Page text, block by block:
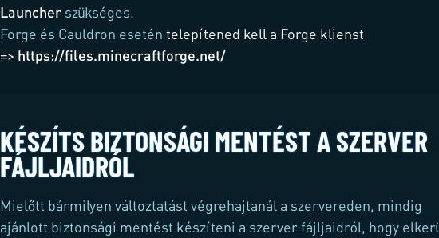
Launcher szükséges.
Forge és Cauldron esetén telepítened kell a Forge klienst
=> https://files.minecraftforge.net/
KÉSZÍTS BIZTONSÁGI MENTÉST A SZERVER
FÁJLJAIDRÓL
Mielőtt bármilyen változtatást végrehajtanál a szervereden, mindig
ajánlott biztonsági mentést készíteni a szerver fájljaidról, hogy